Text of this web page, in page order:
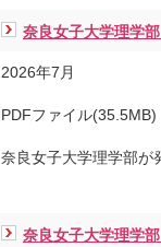
奈良女子大学理学
2026年7月
PDFファイル(35.5MB)
奈良女子大学理学部が
奈良女子大学理学